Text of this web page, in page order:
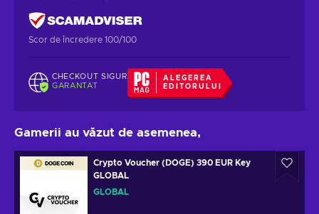
Scor de încredere 100/100
CHECKOUT SIGUR
GARANTAT
ALEGEREA
EDITORULUI
Gamerii au văzut de asemenea,
Crypto Voucher (DOGE) 390 EUR Key
GLOBAL
GLOBAL